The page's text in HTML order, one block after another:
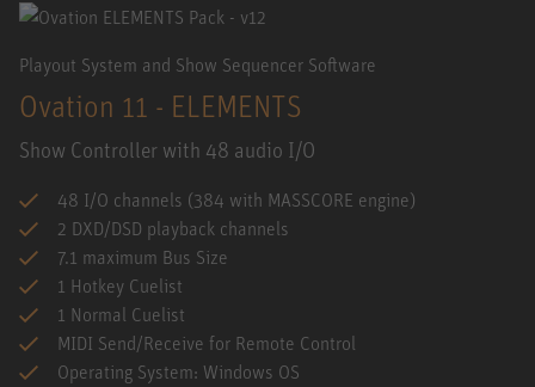
Playout System and Show Sequencer Software
Ovation 11 - ELEMENTS
Show Controller with 48 audio I/O
48 I/O channels (384 with MASSCORE engine)
2 DXD/DSD playback channels
7.1 maximum Bus Size
1 Hotkey Cuelist
1 Normal Cuelist
MIDI Send/Receive for Remote Control
Operating System: Windows OS